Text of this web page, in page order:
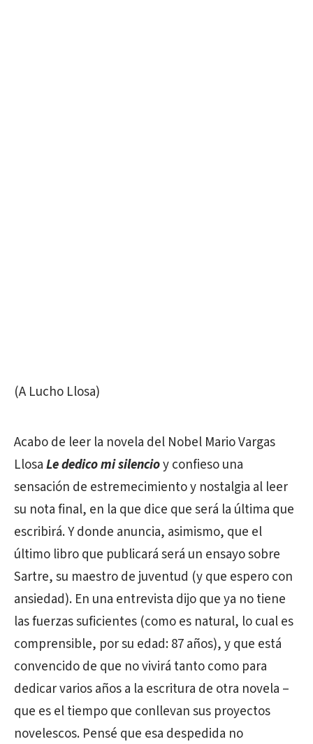
(A Lucho Llosa)
Acabo de leer la novela del Nobel Mario Vargas
LlosaLe dedico mi silencioy confieso una
sensación de estremecimiento y nostalgia al leer
su nota final, en la que dice que será la última que
escribirá. Y donde anuncia, asimismo, que el
último libro que publicará será un ensayo sobre
Sartre, su maestro de juventud (y que espero con
ansiedad). En una entrevista dijo que ya no tiene
las fuerzas suficientes (como es natural, lo cual es
comprensible, por su edad: 87 años), y que está
convencido de que no vivirá tanto como para
dedicar varios años a la escritura de otra novela –
que es el tiempo que conllevan sus proyectos
novelescos. Pensé que esa despedida no